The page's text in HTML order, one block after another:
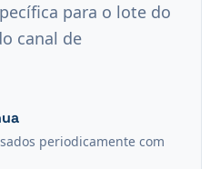
para o lote do
canal de
periodicamente com